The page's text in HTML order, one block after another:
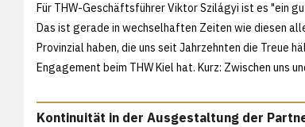
Für THW-Geschäftsführer Viktor Szilágyi ist es "ein
Das ist gerade in wechselhaften Zeiten wie diesen
Provinzial haben, die uns seit Jahrzehnten die Treue
Engagement beim THW Kiel hat. Kurz: Zwischen uns
Kontinuität in der Ausgestaltung der